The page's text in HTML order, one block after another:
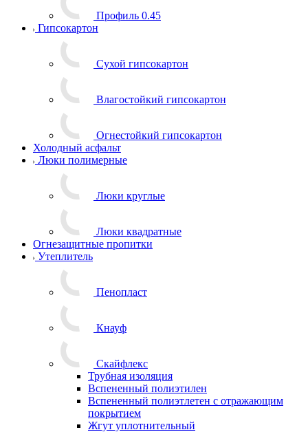
Профиль 0.45
Гипсокартон
Сухой гипсокартон
Влагостойкий гипсокартон
Огнестойкий гипсокартон
Холодный асфальт
Люки полимерные
Люки круглые
Люки квадратные
Огнезащитные пропитки
Утеплитель
Пенопласт
Кнауф
Скайфлекс
Трубная изоляция
Вспененный полиэтилен
Вспененный полиэтлетен с отражающим
покрытием
Жгут уплотнительный